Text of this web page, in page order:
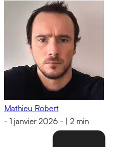
Mathieu Robert
- 1 janvier 2026 - 2 min